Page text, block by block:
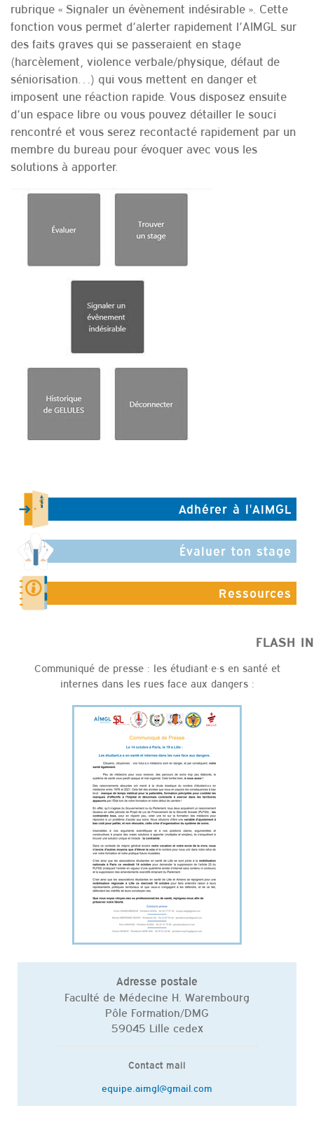
rubrique « Signaler un évènement indésirable ». Cette
fonction vous permet d’alerter rapidement l’AIMGL sur
des faits graves qui se passeraient en stage
(harcèlement, violence verbale/physique, défaut de
séniorisation…) qui vous mettent en danger et
imposent une réaction rapide. Vous disposez ensuite
d’un espace libre ou vous pouvez détailler le souci
rencontré et vous serez recontacté rapidement par un
membre du bureau pour évoquer avec vous les
solutions à apporter.
Adhérer à l'AIMGL
Évaluer ton stage
Ressources
FLASH
Communiqué de presse : les étudiant·e·s en santé et
internes dans les rues face aux dangers :
Adresse postale
Faculté de Médecine H. Warembourg
Pôle Formation/DMG
59045 Lille cedex
Contact mail
equipe.aimgl@gmail.com